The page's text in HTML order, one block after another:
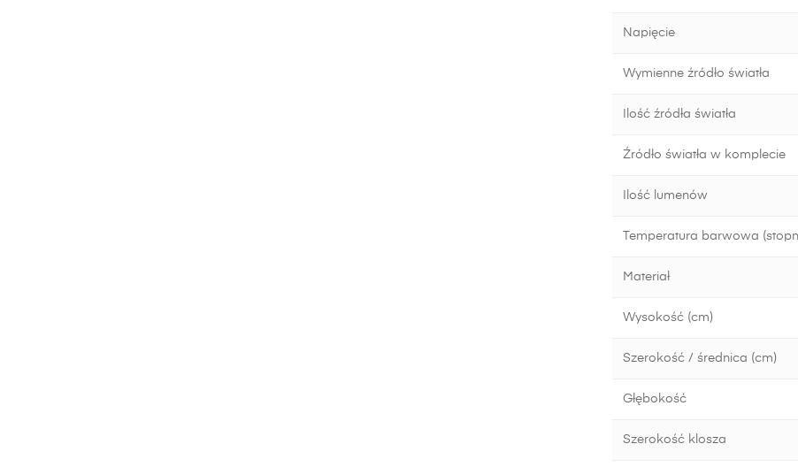
Napięcie
Wymienne źródło światła
Ilość źródła światła
Źródło światła w komplecie
Ilość lumenów
Temperatura barwowa
Materiał
Wysokość (cm)
Szerokość / średnica (cm)
Głębokość
Szerokość klosza